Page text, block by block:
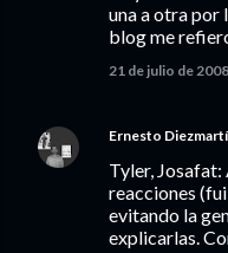
una a otra por
blog me
21 de julio de
Ernesto
Tyler, Josafat:
reacciones
evitando la
explicarlas.